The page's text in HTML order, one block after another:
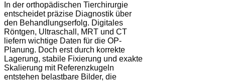
In der orthopädischen Tierchirurgie
entscheidet präzise Diagnostik über
den Behandlungserfolg. Digitales
Röntgen, Ultraschall, MRT und CT
liefern wichtige Daten für die OP-
Planung. Doch erst durch korrekte
Lagerung, stabile Fixierung und exakte
Skalierung mit Referenzkugeln
entstehen belastbare Bilder, die